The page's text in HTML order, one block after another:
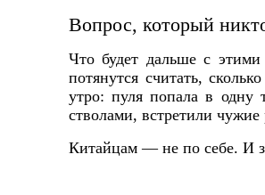
Вопрос, который
Что будет дальше с
потянутся считать,
утро: пуля попала в одну
стволами, встретили
Китайцам — не по себе. И